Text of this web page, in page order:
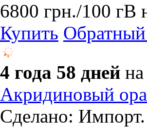
6800 грн./100 гВ
Купить Обратный
4 года 58 дней
Акридиновый
Сделано: